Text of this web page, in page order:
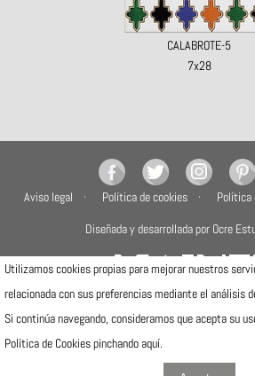
CALABROTE-5
7x28
Aviso legal Política de cookies Política
Diseñada y desarrollada por Ocre
Camí de la Travessa, 17
12540 Vila-real (Castellón)
Telfs: (+34) 964506300 · (+34)
Utilizamos cookies propias para mejorar nuestros
relacionada con sus preferencias mediante el análisis
Si continúa navegando, consideramos que acepta su
Política de Cookies pinchando aquí.